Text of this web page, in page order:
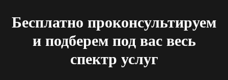
Бесплатно проконсультируем
и подберем под вас весь
спектр услуг